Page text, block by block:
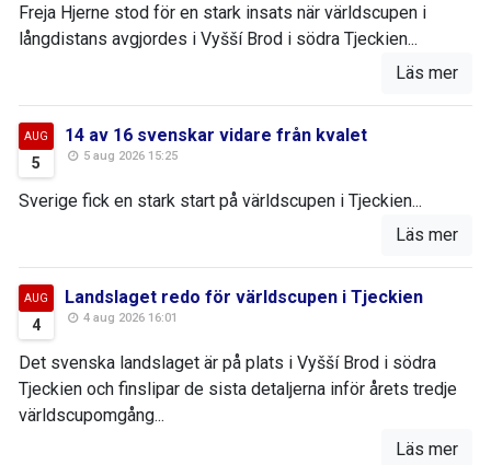
Freja Hjerne stod för en stark insats när världscupen i
långdistans avgjordes i Vyšší Brod i södra Tjeckien...
Läs mer
AUG
5
14 av 16 svenskar vidare från kvalet
5 aug 2026 15:25
Sverige fick en stark start på världscupen i Tjeckien...
Läs mer
AUG
4
Landslaget redo för världscupen i Tjeckien
4 aug 2026 16:01
Det svenska landslaget är på plats i Vyšší Brod i södra
Tjeckien och finslipar de sista detaljerna inför årets tredje
världscupomgång...
Läs mer